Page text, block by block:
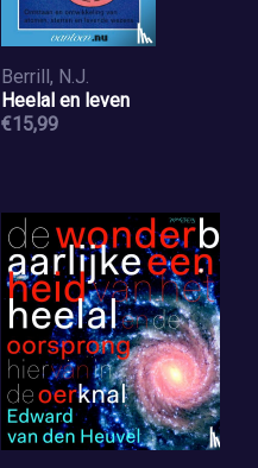
Berrill, N.J.
Heelal en leven
€15,99